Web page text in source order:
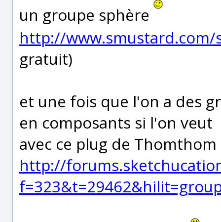
un groupe sphère
http://www.smustard.com/
gratuit)
et une fois que l'on a des
en composants si l'on veut
avec ce plug de
http://